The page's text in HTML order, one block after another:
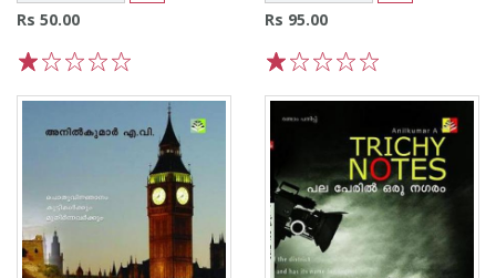
Rs 50.00
Rs 95.00